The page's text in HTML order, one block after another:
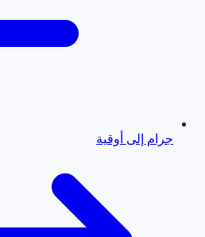
جرام إلى أوقية